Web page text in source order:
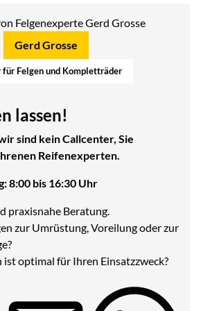
Gerd Grosse
für Felgen und Kompletträder
lassen!
sind kein Callcenter, Sie
Reifenexperten.
8:00 bis 16:30 Uhr
praxisnahe Beratung.
zur Umrüstung, Voreilung oder zur
ist optimal für Ihren Einsatzzweck?